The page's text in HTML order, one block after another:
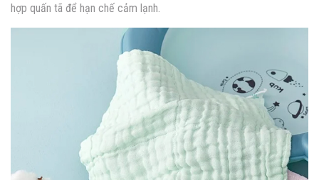
hợp quấn tã để hạn chế cảm lạnh.